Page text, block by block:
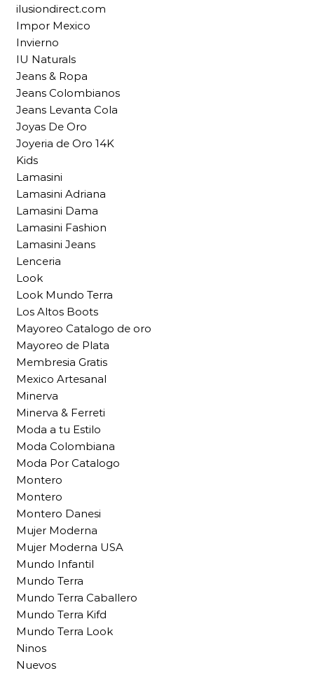
ilusiondirect.com
Impor Mexico
Invierno
IU Naturals
Jeans & Ropa
Jeans Colombianos
Jeans Levanta Cola
Joyas De Oro
Joyeria de Oro 14K
Kids
Lamasini
Lamasini Adriana
Lamasini Dama
Lamasini Fashion
Lamasini Jeans
Lenceria
Look
Look Mundo Terra
Los Altos Boots
Mayoreo Catalogo de oro
Mayoreo de Plata
Membresia Gratis
Mexico Artesanal
Minerva
Minerva & Ferreti
Moda a tu Estilo
Moda Colombiana
Moda Por Catalogo
Montero
Montero
Montero Danesi
Mujer Moderna
Mujer Moderna USA
Mundo Infantil
Mundo Terra
Mundo Terra Caballero
Mundo Terra Kifd
Mundo Terra Look
Ninos
Nuevos